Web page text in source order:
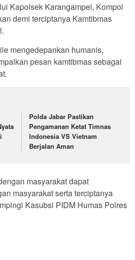
Kapolsek Karangampel, Kompol
demi terciptanya Kamtibmas
mengedepankan humanis,
pesan kamtibmas sebagai
Polda Jabar Pastikan
Pengamanan Ketat Timnas
Indonesia VS Vietnam
Berjalan Aman
masyarakat dapat
masyarakat serta terciptanya
Kasubsi PIDM Humas Polres